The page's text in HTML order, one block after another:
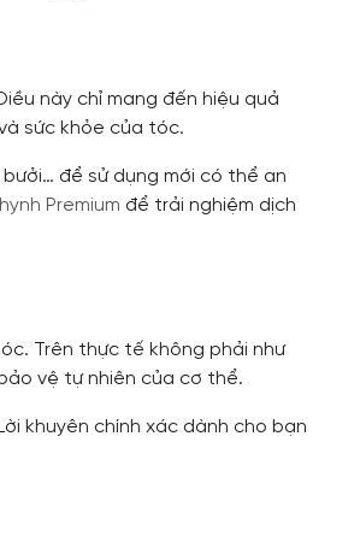
này chỉ mang đến hiệu quả
sức khỏe của tóc.
để sử dụng mới có thể an
Premium để trải nghiệm dịch
Trên thực tế không phải như
vệ tự nhiên của cơ thể.
khuyên chính xác dành cho bạn